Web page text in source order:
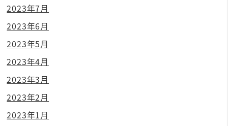
2023年7月
2023年6月
2023年5月
2023年4月
2023年3月
2023年2月
2023年1月